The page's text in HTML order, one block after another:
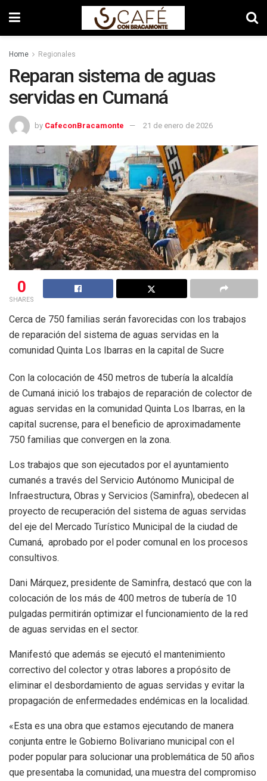
Home Regionales
Reparan sistema de aguas
servidas en Cumaná
by CafeconBracamonte 21 de enero de 2026
0
SHARES
Cerca de 750 familias serán favorecidas con los trabajos
de reparación del sistema de aguas servidas en la
comunidad Quinta Los Ibarras en la capital de Sucre
Con la colocación de 450 metros de tubería la alcaldía
de Cumaná inició los trabajos de reparación de colector de
aguas servidas en la comunidad Quinta Los Ibarras, en la
capital sucrense, para el beneficio de aproximadamente
750 familias que convergen en la zona.
Los trabajos que son ejecutados por el ayuntamiento
cumanés a través del Servicio Autónomo Municipal de
Infraestructura, Obras y Servicios (Saminfra), obedecen al
proyecto de recuperación del sistema de aguas servidas
del eje del Mercado Turístico Municipal de la ciudad de
Cumaná, aprobado por el poder comunal en los procesos
consultivos.
Dani Márquez, presidente de Saminfra, destacó que con la
colocación de los más de 400 metros de tubería de 10
pulgadas permitirán optimizar el funcionamiento de la red
de aguas servidas en el sector.
Manifestó que además se ejecutó el mantenimiento
correctivo del colector y otras labores a propósito de
eliminar el desbordamiento de aguas servidas y evitar la
propagación de enfermedades endémicas en la localidad.
«Esta es una obra que estamos ejecutando de manera
conjunta entre le Gobierno Bolivariano municipal con el
poder popular para solucionar una problemática de 50 años
que presentaba la comunidad, una muestra del compromiso